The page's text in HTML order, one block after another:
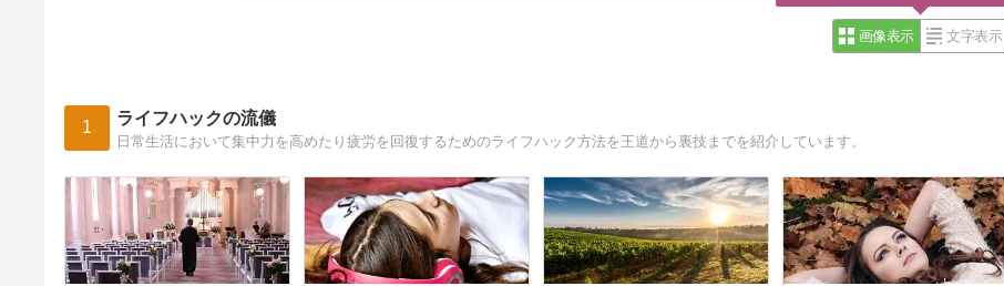
画像表示 文字表示
1 ライフハックの流儀
日常生活において集中力を高めたり疲労を回復するためのライフハック方法を王道から裏技までを紹介しています。